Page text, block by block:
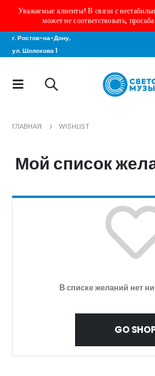
Уважаемые клиенты! В связи с
может не соответствовать,
г. Ростов-на-Дону,
ул. Шолохова 1
ГЛАВНАЯ WISHLIST
Мой список
В списке желаний нет
GO